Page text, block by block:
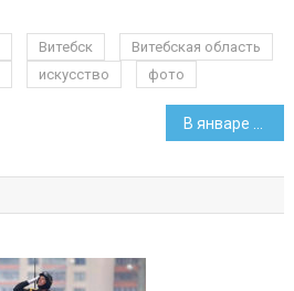
Витебск
Витебская область
искусство фото